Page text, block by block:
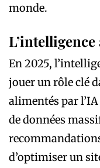
monde.
En 2025,
jouer un rôle clé
alimentés par
de données
d’optimiser un